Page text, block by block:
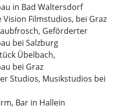
in Bad Waltersdorf
Vision Filmstudios, bei Graz
Geförderter
bei Salzburg
Übelbach,
bei Graz
Studios, Musikstudios bei
Bar in Hallein